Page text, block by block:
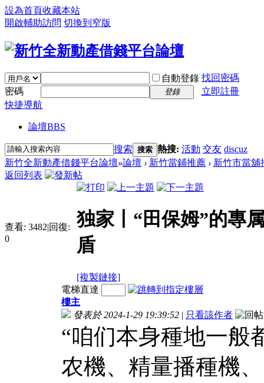
設為首頁收藏本站
開啟輔助訪問 切換到窄版
自動登錄 找回密碼
密碼
登錄
立即註冊
快捷導航
論壇BBS
搜索 搜索 熱搜: 活動 交友 discuz
新竹全新動產借錢平台論壇»論壇 › 新竹當鋪推薦 › 新竹市當舖
返回列表
查看: 3482|回復:
0
独家丨“田保姆”的專
盾
[複製鏈接]
電梯直達
樓主
發表於 2024-1-29 19:39:52 | 只看該作者
“咱们本身種地一般
农機、精量播種機